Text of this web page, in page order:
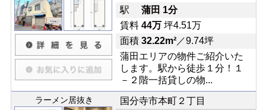
駅 蒲田 1分
賃料 44万坪4.51万
面積 32.22m²／9.74坪
蒲田エリアの物件ご紹介いた
します。駅から徒歩１分！１
－２階一括貸しの物...
ラーメン居抜き 国分寺市本町２丁目